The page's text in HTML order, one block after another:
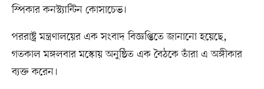
স্পিকার কনস্ট্যান্টিন কোসাচেভ।
পররাষ্ট্র মন্ত্রণালয়ের এক সংবাদ বিজ্ঞপ্তিতে জানানো হয়েছে,
গতকাল মঙ্গলবার মস্কোয় অনুষ্ঠিত এক বৈঠকে তাঁরা এ অঙ্গীকার
ব্যক্ত করেন।